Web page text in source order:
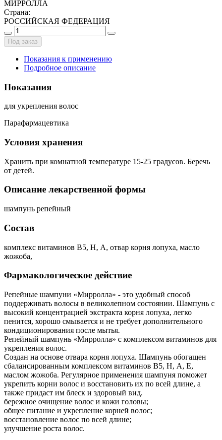
МИРРОЛЛА
Страна:
РОССИЙСКАЯ ФЕДЕРАЦИЯ
Под заказ
Показания к применению
Подробное описание
Показания
для укрепления волос
Парафармацевтика
Условия хранения
Хранить при комнатной температуре 15-25 градусов. Беречь
от детей.
Описание лекарственной формы
шампунь репейный
Состав
комплекс витаминов В5, Н, А, отвар корня лопуха, масло
жожоба,
Фармакологическое действие
Репейные шампуни «Мирролла» - это удобный способ
поддерживать волосы в великолепном состоянии. Шампунь с
высокий концентрацией экстракта корня лопуха, легко
пенится, хорошо смывается и не требует дополнительного
кондиционирования после мытья.
Репейный шампунь «Мирролла» с комплексом витаминов для
укрепления волос.
Создан на основе отвара корня лопуха. Шампунь обогащен
сбалансированным комплексом витаминов В5, Н, А, Е,
маслом жожоба. Регулярное применения шампуня поможет
укрепить корни волос и восстановить их по всей длине, а
также придаст им блеск и здоровый вид.
бережное очищение волос и кожи головы;
общее питание и укрепление корней волос;
восстановление волос по всей длине;
улучшение роста волос.